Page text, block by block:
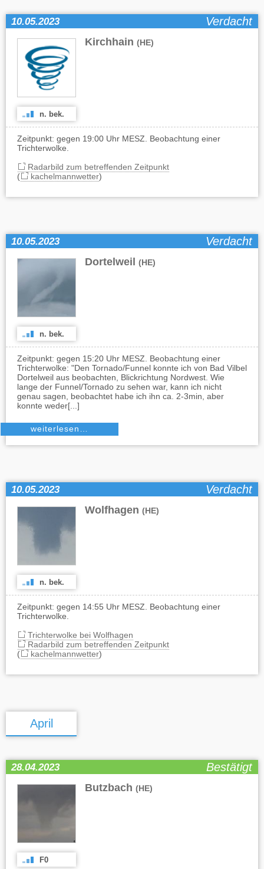
10.05.2023 Verdacht
Kirchhain (HE)
n. bek.
Zeitpunkt: gegen 19:00 Uhr MESZ. Beobachtung einer
Trichterwolke.
Radarbild zum betreffenden Zeitpunkt
(
kachelmannwetter)
10.05.2023 Verdacht
Dortelweil (HE)
n. bek.
Zeitpunkt: gegen 15:20 Uhr MESZ. Beobachtung einer
Trichterwolke: "Den Tornado/Funnel konnte ich von Bad Vilbel
Dortelweil aus beobachten, Blickrichtung Nordwest. Wie
lange der Funnel/Tornado zu sehen war, kann ich nicht
genau sagen, beobachtet habe ich ihn ca. 2-3min, aber
konnte weder[...]
weiterlesen…
10.05.2023 Verdacht
Wolfhagen (HE)
n. bek.
Zeitpunkt: gegen 14:55 Uhr MESZ. Beobachtung einer
Trichterwolke.
Trichterwolke bei Wolfhagen
Radarbild zum betreffenden Zeitpunkt
(
kachelmannwetter)
April
28.04.2023 Bestätigt
Butzbach (HE)
F0